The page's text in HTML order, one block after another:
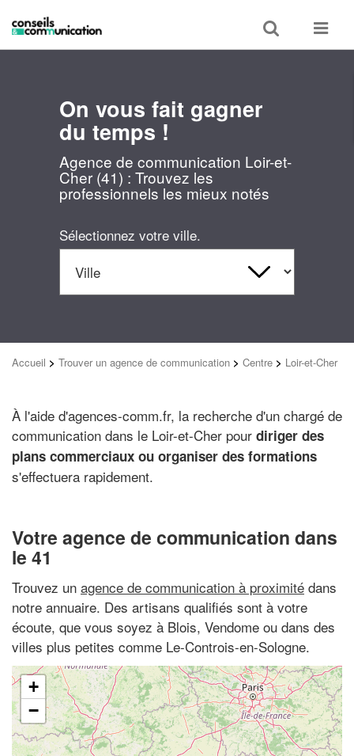
Toggle
search
Toggle
On vous fait gagner
du temps !
Agence de communication Loir-et-
Cher (41) : Trouvez les
professionnels les mieux notés
Sélectionnez votre ville.
Accueil > Trouver un agence de communication > Centre > Loir-et-Cher
À l'aide d'agences-comm.fr, la recherche d'un chargé de
communication dans le Loir-et-Cher pour diriger des
plans commerciaux ou organiser des formations
s'effectuera rapidement.
Votre agence de communication dans
le 41
Trouvez un agence de communication à proximité dans
notre annuaire. Des artisans qualifiés sont à votre
écoute, que vous soyez à Blois, Vendome ou dans des
villes plus petites comme Le-Controis-en-Sologne.
+
−